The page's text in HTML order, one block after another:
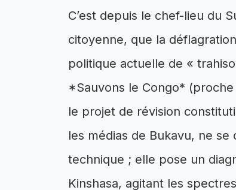
C’est depuis le chef-lieu du
citoyenne, que la
politique actuelle de «
*Sauvons le Congo*
le projet de révision
les médias de Bukavu, ne
technique ; elle pose un
Kinshasa, agitant les